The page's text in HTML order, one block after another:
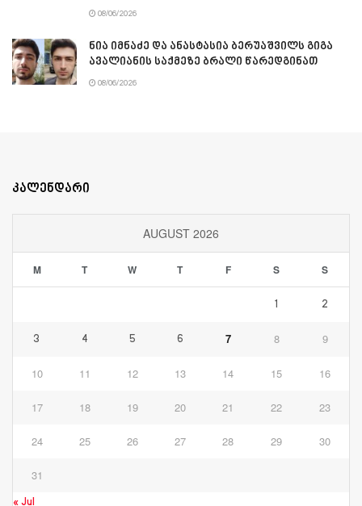
08/06/2026
ნია იმნაძე და ანასტასია ბერუაშვილს გიგა
ავალიანის საქმეზე ბრალი წარედგინათ
08/06/2026
კალენდარი
AUGUST 2026
M T W T F S S
1 2
3 4 5 6 7 8 9
10 11 12 13 14 15 16
17 18 19 20 21 22 23
24 25 26 27 28 29 30
31
« Jul